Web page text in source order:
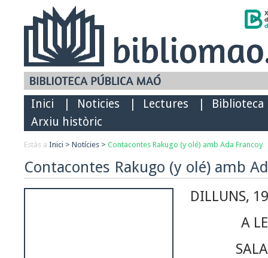
Inici Noticies Lectures
Biblioteca
Arxiu històric
Estàs a Inici > Notícies > Contacontes Rakugo (y olé) amb Ada Francoy
Contacontes Rakugo (y olé) amb
DILLUNS,
A